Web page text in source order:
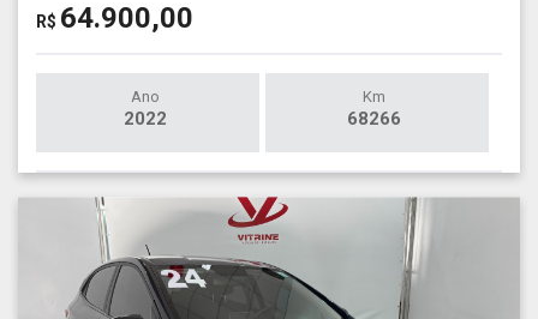
R$ 64.900,00
Ano
2022
Km
68266